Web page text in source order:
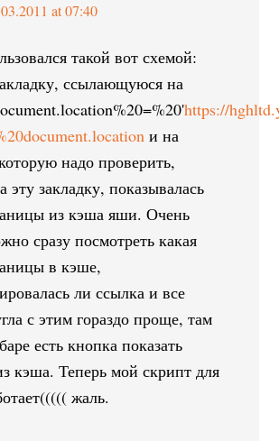
at 07:40
такой вот схемой:
ссылающуюся на
https://
и на
надо проверить,
эту закладку, показывалась
из кэша яши. Очень
сразу посмотреть какая
в кэше,
ли ссылка и все
с этим гораздо проще, там
есть кнопка показать
кэша. Теперь мой скрипт для
жаль.